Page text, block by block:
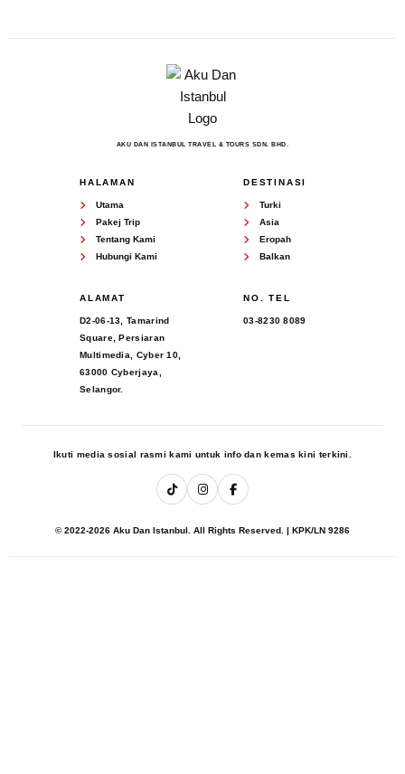
AKU DAN ISTANBUL TRAVEL & TOURS SDN. BHD.
HALAMAN
Utama
Pakej Trip
Tentang Kami
Hubungi Kami
DESTINASI
Turki
Asia
Eropah
Balkan
ALAMAT
D2-06-13, Tamarind
Square, Persiaran
Multimedia, Cyber 10,
63000 Cyberjaya,
Selangor.
NO. TEL
03-8230 8089
Ikuti media sosial rasmi kami untuk info dan kemas kini terkini.
© 2022-2026 Aku Dan Istanbul. All Rights Reserved. | KPK/LN 9286